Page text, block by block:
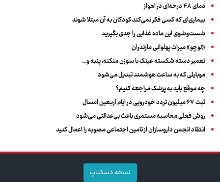
دمای ۴۸ درجه‌ای در اهواز
بیماری‌ای که کسی فکر نمی‌کند کودکان به آن مبتلا شوند
شست‌وشوی این ماده غذایی را جدی بگیرید
«لوچو» میراث پهلوانی مازندران
تعمیر دسته شکسته عینک با سوزن منگنه، پنبه و...
موبایلی که به ساعت هوشمند تبدیل می‌شود
چه موقع باید به پزشک مراجعه کنیم؟
ثبت ۶۷ میلیون تردد خودرویی در ایام اربعین امسال
روش فعلی محاسبه مستمری باعث بی‌عدالتی می‌شود
انتقاد انجمن داروسازان از تامین اجتماعی مصوبه را اعمال کنید
نسخه دسکتاپ